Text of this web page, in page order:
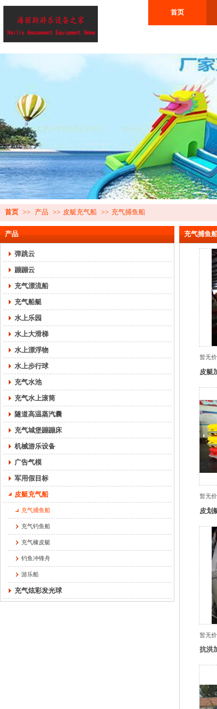
首页
首页 >> 产品 >> 皮艇充气船 >> 充气捕鱼船
产品
弹跳云
蹦蹦云
充气漂流船
充气船艇
水上乐园
水上大滑梯
水上漂浮物
水上步行球
充气水池
充气水上滚筒
隧道高温蒸汽囊
充气城堡蹦蹦床
机械游乐设备
广告气模
军用假目标
皮艇充气船
充气捕鱼船
充气钓鱼船
充气橡皮艇
钓鱼冲锋舟
游乐船
充气炫彩发光球
充气捕鱼
暂无
皮艇
暂无
皮划
暂无
抗洪